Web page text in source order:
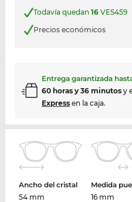
Todavía quedan 16VES459
Precios económicos
Entrega garantizada
60 horas y 36 minutosy
Expressen la caja.
Ancho del cristal
54 mm
Medida
16 mm